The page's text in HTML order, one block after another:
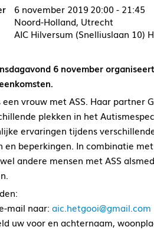
6 november 2019 20:00 - 21:45
Noord-Holland, Utrecht
AIC Hilversum (Snelliuslaan 10)
6 november
een vrouw met ASS. Haar partner
plekken in het
ervaringen tijdens
en beperkingen. In combinatie
andere mensen met ASS
mail naar: aic.hetgooi@gmail.com
uw voor en achternaam,